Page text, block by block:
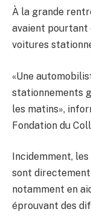
À la grande
avaient pourtant
voitures
«Une
stationnements
les matins»,
Fondation du
Incidemment,
sont
notamment en
éprouvant des